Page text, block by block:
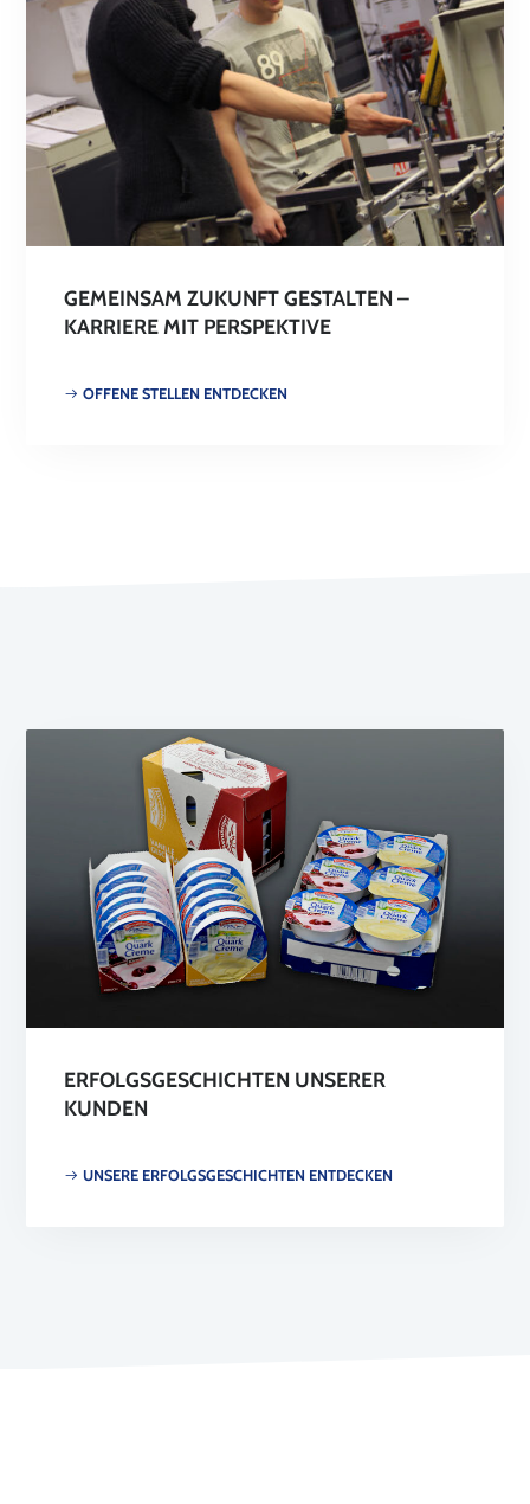
GEMEINSAM ZUKUNFT GESTALTEN –
KARRIERE MIT PERSPEKTIVE
OFFENE STELLEN ENTDECKEN
ERFOLGSGESCHICHTEN UNSERER
KUNDEN
UNSERE ERFOLGSGESCHICHTEN ENTDECKEN